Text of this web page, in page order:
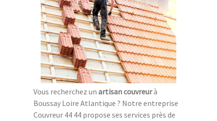
Vous recherchez un artisan couvreurà
Boussay Loire Atlantique ? Notre entreprise
Couvreur 44 44 propose ses services près de